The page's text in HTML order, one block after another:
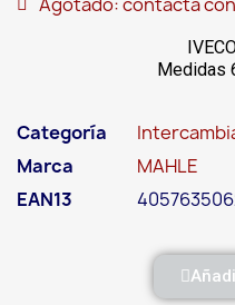
Medidas
Categoría
Marca
MAHLE
EAN13